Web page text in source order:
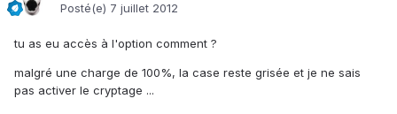
Posté(e) 7 juillet 2012
tu as eu accès à l'option comment ?
malgré une charge de 100%, la case reste grisée et je ne sais
pas activer le cryptage ...